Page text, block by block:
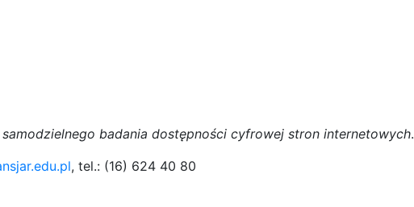
badania dostępności cyfrowej stron internetowych.
, tel.: (16) 624 40 80